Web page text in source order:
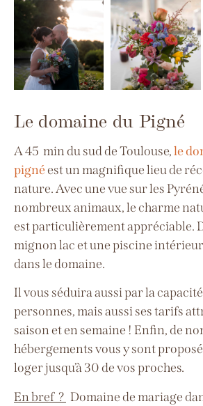
Le domaine du Pigné
A 45 min du sud de Toulouse,le
pignéest un magnifique lieu de
nature. Avec une vue sur les
nombreux animaux, le charme
est particulièrement appréciable.
mignon lac et une piscine
dans le domaine.
Il vous séduira aussi par la
personnes, mais aussi ses tarifs
saison et en semaine ! Enfin, de
hébergements vous y sont
loger jusqu’à 30 de vos proches.
En bref ? Domaine de mariage